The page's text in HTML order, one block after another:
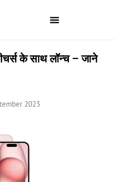
के साथ लॉन्च – जाने
2023